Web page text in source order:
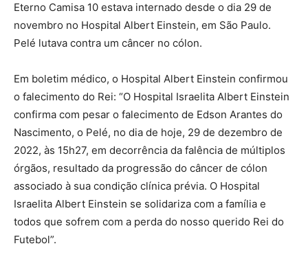
Eterno Camisa 10 estava internado desde o dia 29 de
novembro no Hospital Albert Einstein, em São Paulo.
Pelé lutava contra um câncer no cólon.
Em boletim médico, o Hospital Albert Einstein confirmou
o falecimento do Rei: “O Hospital Israelita Albert Einstein
confirma com pesar o falecimento de Edson Arantes do
Nascimento, o Pelé, no dia de hoje, 29 de dezembro de
2022, às 15h27, em decorrência da falência de múltiplos
órgãos, resultado da progressão do câncer de cólon
associado à sua condição clínica prévia. O Hospital
Israelita Albert Einstein se solidariza com a família e
todos que sofrem com a perda do nosso querido Rei do
Futebol”.